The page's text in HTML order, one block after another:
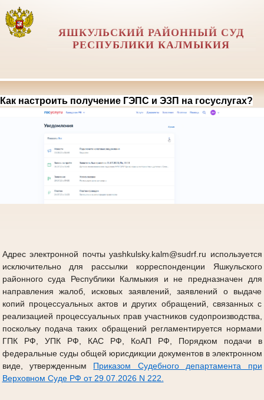
ЯШКУЛЬСКИЙ РАЙОННЫЙ СУД
РЕСПУБЛИКИ КАЛМЫКИЯ
Как настроить получение ГЭПС и ЭЗП на госуслугах?
Адрес электронной почты yashkulsky.kalm@sudrf.ru используется
исключительно для рассылки корреспонденции Яшкульского
районного суда Республики Калмыкия и не предназначен для
направления жалоб, исковых заявлений, заявлений о выдаче
копий процессуальных актов и других обращений, связанных с
реализацией процессуальных прав участников судопроизводства,
поскольку подача таких обращений регламентируется нормами
ГПК РФ, УПК РФ, КАС РФ, КоАП РФ, Порядком подачи в
федеральные суды общей юрисдикции документов в электронном
виде, утвержденным Приказом Судебного департамента при
Верховном Суде РФ от 29.07.2026 N 222.